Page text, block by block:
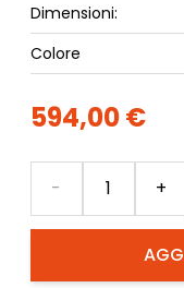
Dimensioni:
Colore
594,00 €
- +